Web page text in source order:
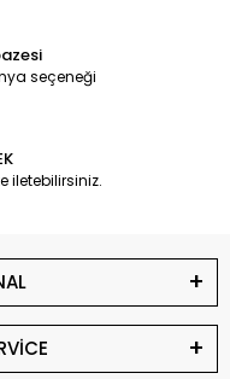
seçeneği
iletebilirsiniz.